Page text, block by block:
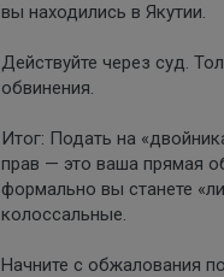
вы находились в Якутии.
Действуйте через суд.
обвинения.
Итог: Подать на
прав — это ваша прямая
формально вы станете
колоссальные.
Начните с обжалования